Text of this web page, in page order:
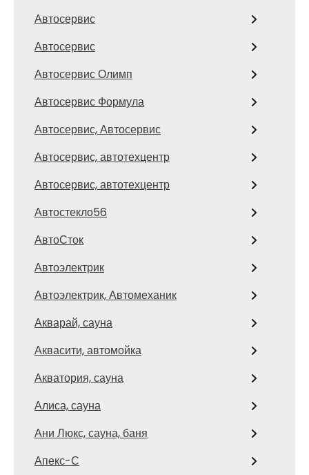
Автосервис
Автосервис
Автосервис Олимп
Автосервис Формула
Автосервис, Автосервис
Автосервис, автотехцентр
Автосервис, автотехцентр
Автостекло56
АвтоСток
Автоэлектрик
Автоэлектрик, Автомеханик
Акварай, сауна
Аквасити, автомойка
Акватория, сауна
Алиса, сауна
Ани Люкс, сауна, баня
Апекс-С